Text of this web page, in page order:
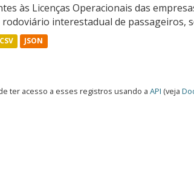
às Licenças Operacionais das
interestadual de passageiros,
CSV JSON
ter acesso a esses registros usando a API (veja